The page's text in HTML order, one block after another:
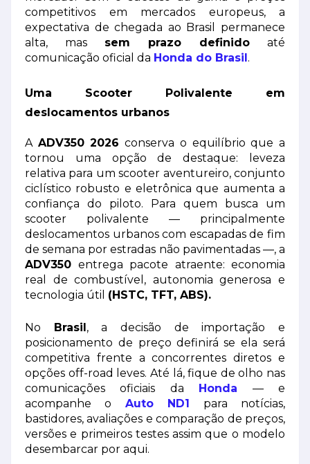
competitivos em mercados europeus, a
expectativa de chegada ao Brasil permanece
alta, mas sem prazo definido até
comunicação oficial da Honda do Brasil.
Uma Scooter Polivalente em
deslocamentos urbanos
A ADV350 2026 conserva o equilíbrio que a
tornou uma opção de destaque: leveza
relativa para um scooter aventureiro, conjunto
ciclístico robusto e eletrônica que aumenta a
confiança do piloto. Para quem busca um
scooter polivalente — principalmente
deslocamentos urbanos com escapadas de fim
de semana por estradas não pavimentadas —, a
ADV350 entrega pacote atraente: economia
real de combustível, autonomia generosa e
tecnologia útil (HSTC, TFT, ABS).
No Brasil, a decisão de importação e
posicionamento de preço definirá se ela será
competitiva frente a concorrentes diretos e
opções off-road leves. Até lá, fique de olho nas
comunicações oficiais da Honda — e
acompanhe o Auto ND1 para notícias,
bastidores, avaliações e comparação de preços,
versões e primeiros testes assim que o modelo
desembarcar por aqui.